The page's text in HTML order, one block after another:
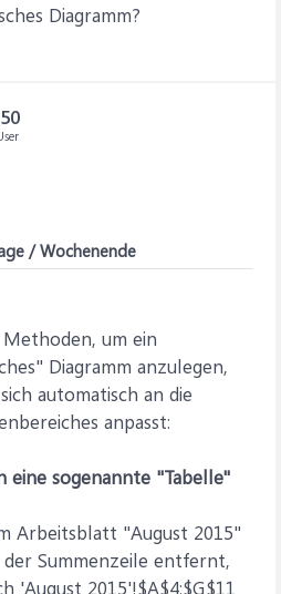
Diagramm?
/ Wochenende
um ein
Diagramm anzulegen,
automatisch an die
anpasst:
eine sogenannte "Tabelle"
Arbeitsblatt "August 2015"
Summenzeile entfernt,
'August 2015'!$A$4:$G$11